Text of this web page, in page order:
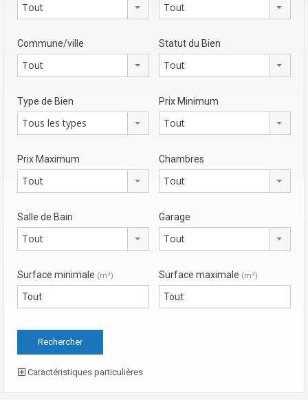
Tout Tout
Commune/ville
Tout
Statut du Bien
Tout
Type de Bien
Tous les types
Prix Minimum
Tout
Prix Maximum
Tout
Chambres
Tout
Salle de Bain
Tout
Garage
Tout
Surface minimale (m²) Surface maximale (m²)
Caractéristiques particulières